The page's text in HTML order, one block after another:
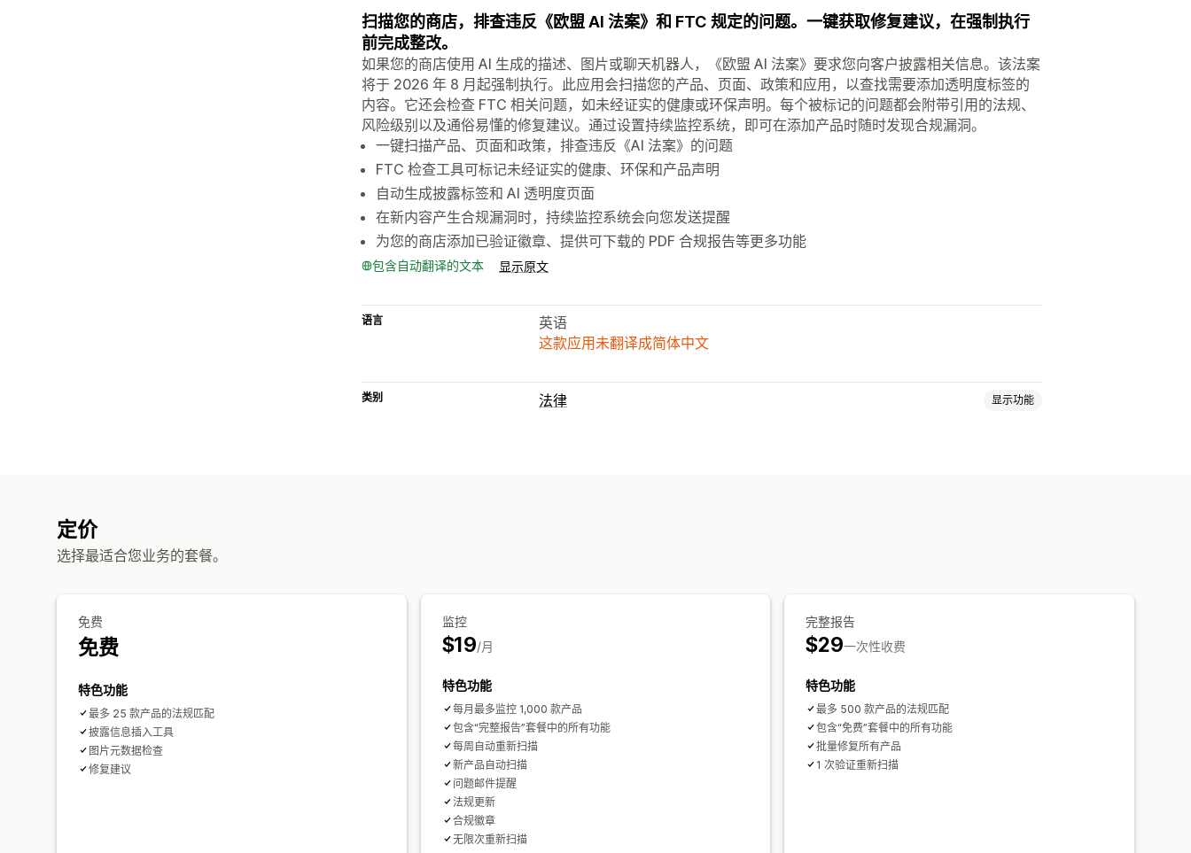
扫描您的商店，排查违反《欧盟 AI 法案》和 FTC 规定的问题。一键获取修复建议，在强制执行
前完成整改。
如果您的商店使用 AI 生成的描述、图片或聊天机器人，《欧盟 AI 法案》要求您向客户披露相关信息。该法案
将于 2026 年 8 月起强制执行。此应用会扫描您的产品、页面、政策和应用，以查找需要添加透明度标签的
内容。它还会检查 FTC 相关问题，如未经证实的健康或环保声明。每个被标记的问题都会附带引用的法规、
风险级别以及通俗易懂的修复建议。通过设置持续监控系统，即可在添加产品时随时发现合规漏洞。
一键扫描产品、页面和政策，排查违反《AI 法案》的问题
FTC 检查工具可标记未经证实的健康、环保和产品声明
自动生成披露标签和 AI 透明度页面
在新内容产生合规漏洞时，持续监控系统会向您发送提醒
为您的商店添加已验证徽章、提供可下载的 PDF 合规报告等更多功能
包含自动翻译的文本 显示原文
语言
英语
这款应用未翻译成简体中文
类别 法律 显示功能
定价
选择最适合您业务的套餐。
免费
免费
特色功能
最多 25 款产品的法规匹配
披露信息插入工具
图片元数据检查
修复建议
监控
$19/月
特色功能
每月最多监控 1,000 款产品
包含“完整报告”套餐中的所有功能
每周自动重新扫描
新产品自动扫描
问题邮件提醒
法规更新
合规徽章
无限次重新扫描
完整报告
$29一次性收费
特色功能
最多 500 款产品的法规匹配
包含“免费”套餐中的所有功能
批量修复所有产品
1 次验证重新扫描